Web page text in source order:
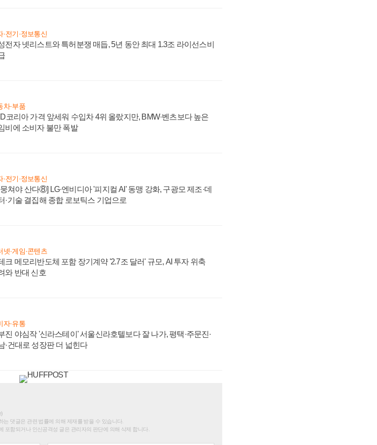
·전기·정보통신
전자 넷리스트와 특허분쟁 매듭, 5년 동안 최대 1.3조 라이선스비
차·부품
코리아 가격 앞세워 수입차 4위 올랐지만, BMW·벤츠보다 높은
비에 소비자 불만 폭발
·전기·정보통신
뭉쳐야 산다⑧] LG·엔비디아 '피지컬 AI' 동맹 강화, 구광모 제조·데
·기술 결집해 종합 로보틱스 기업으로
넷·게임·콘텐츠
크 메모리반도체 포함 장기계약 '2.7조 달러' 규모, AI 투자 위축
와 반대 신호
자·유통
진 야심작 '신라스테이' 서울신라호텔보다 잘 나가, 평택·주문진·
·건대로 성장판 더 넓힌다
댓글은 관련 법률에 의해 제재를 받을 수 있습니다.
포함되거나 인신공격성 글은 관리자의 판단에 의해 삭제 합니다.